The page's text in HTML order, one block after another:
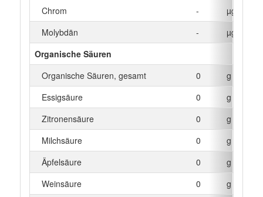
Chrom -
µg
Molybdän
-
µg
Organische Säuren
Organische Säuren, gesamt
0
g
Essigsäure
0
g
Zitronensäure
0
g
Milchsäure
0
g
Äpfelsäure
0
g
Weinsäure
0
g